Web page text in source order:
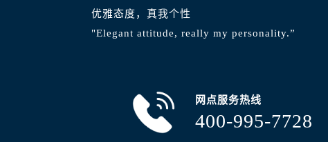
内蒙古自治区包头市青山区幸福路甲3
内蒙古自治区赤峰市红山区哈达街浪琴
内蒙古自治区鄂尔多斯市东胜区伊金霍
优雅态度，真我个性
"Elegant attitude, really my personality.”
网点服务热线
400-995-7728